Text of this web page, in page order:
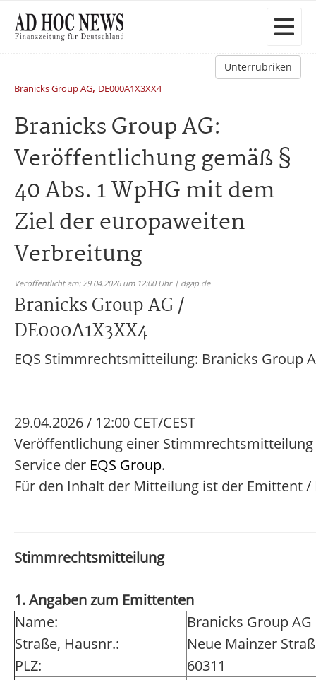
Unterrubriken
Branicks Group AG, DE000A1X3XX4
Branicks Group AG:
Veröffentlichung gemäß §
40 Abs. 1 WpHG mit dem
Ziel der europaweiten
Verbreitung
Veröffentlicht am: 29.04.2026 um 12:00 Uhr | dgap.de
Branicks Group AG /
DE000A1X3XX4
EQS Stimmrechtsmitteilung: Branicks Group
29.04.2026 / 12:00 CET/CEST
Veröffentlichung einer
Service der EQS Group.
Für den Inhalt der Mitteilung ist der Emittent
Stimmrechtsmitteilung
1. Angaben zum Emittenten
Name:
Branicks Group AG
Straße, Hausnr.:
Neue Mainzer
PLZ:
60311